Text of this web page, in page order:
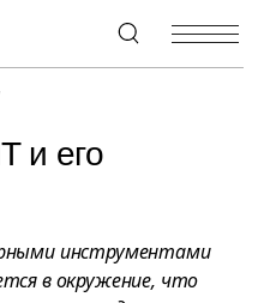
+7 (495) 967-80-80
и его
инструментами
в окружение, что